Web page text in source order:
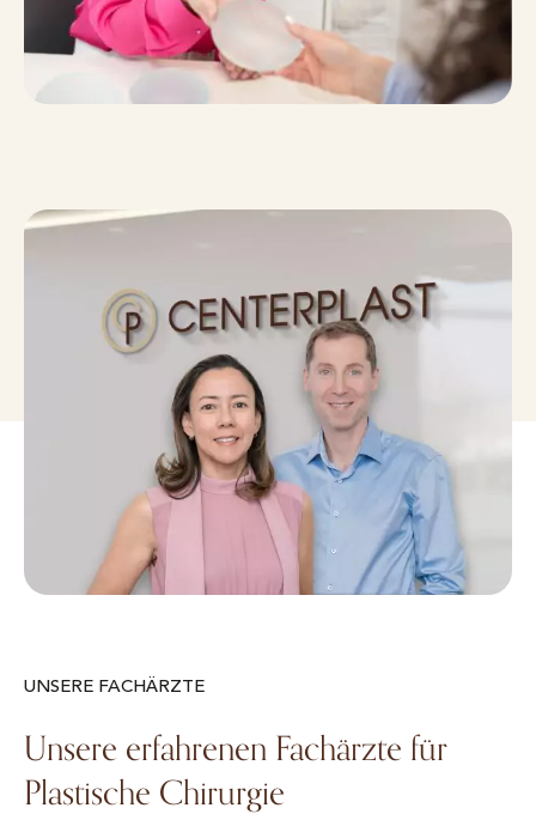
UNSERE FACHÄRZTE
Unsere erfahrenen Fachärzte für
Plastische Chirurgie